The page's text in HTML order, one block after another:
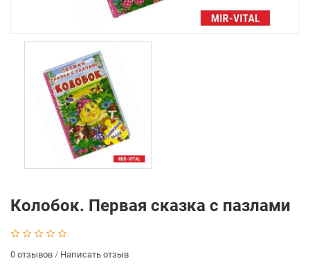
Колобок. Первая сказка с пазлами
0 отзывов / Написать отзыв